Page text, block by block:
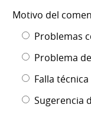
Motivo del
Problemas
Problema
Falla técnica
Sugerencia